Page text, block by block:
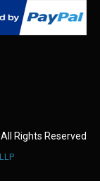
All Rights Reserved